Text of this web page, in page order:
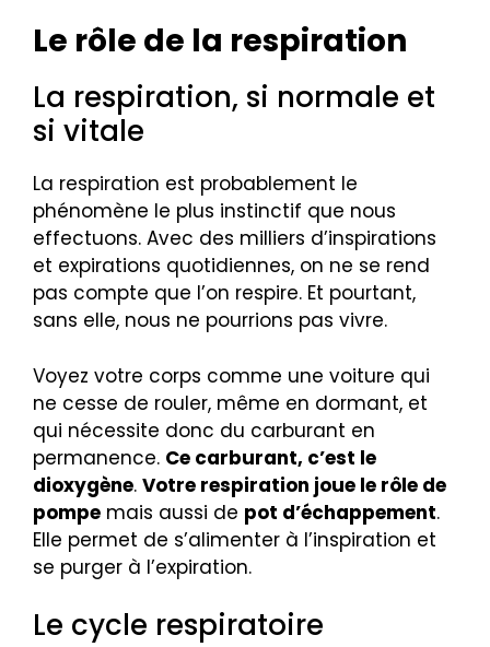
Le rôle de la respiration
La respiration, si normale et
si vitale
La respiration est probablement le
phénomène le plus instinctif que nous
effectuons. Avec des milliers d’inspirations
et expirations quotidiennes, on ne se rend
pas compte que l’on respire. Et pourtant,
sans elle, nous ne pourrions pas vivre.
Voyez votre corps comme une voiture qui
ne cesse de rouler, même en dormant, et
qui nécessite donc du carburant en
permanence. Ce carburant, c’est le
dioxygène. Votre respiration joue le rôle de
pompe mais aussi de pot d’échappement.
Elle permet de s’alimenter à l’inspiration et
se purger à l’expiration.
Le cycle respiratoire